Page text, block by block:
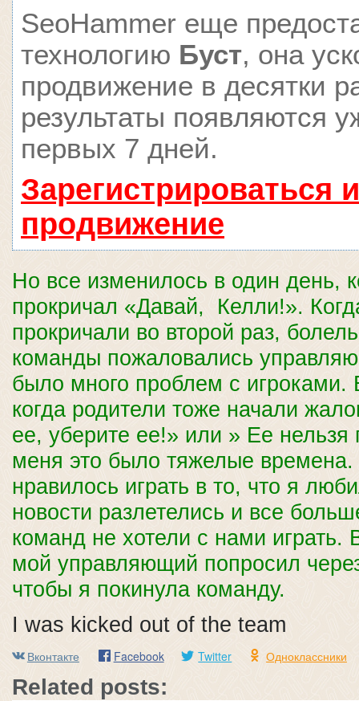
SeoHammer еще
технологию Буст, она
продвижение в десятки
результаты появляются
первых 7 дней.
Зарегистрироваться
продвижение
Но все изменилось в один день,
прокричал «Давай, Келли!».
прокричали во второй раз,
команды пожаловались
было много проблем с
когда родители тоже начали
ее, уберите ее!» или » Ее
меня это было тяжелые
нравилось играть в то, что я
новости разлетелись и все
команд не хотели с нами играть.
мой управляющий попросил
чтобы я покинула команду.
I was kicked out of the team
Вконтакте Facebook Twitter Одноклассники
Related posts: